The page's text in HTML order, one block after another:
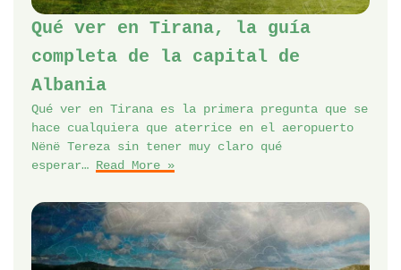
Qué ver en Tirana, la guía
completa de la capital de
Albania
Qué ver en Tirana es la primera pregunta que se
hace cualquiera que aterrice en el aeropuerto
Nënë Tereza sin tener muy claro qué
esperar… Read More »